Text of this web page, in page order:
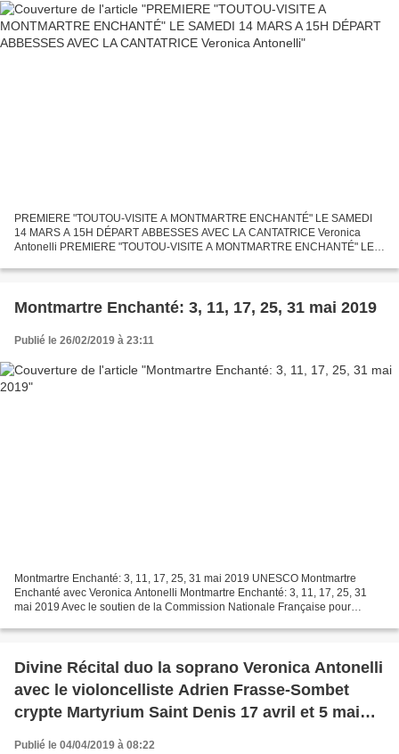
PREMIERE "TOUTOU-VISITE A MONTMARTRE ENCHANTÉ" LE SAMEDI
14 MARS A 15H DÉPART ABBESSES AVEC LA CANTATRICE Veronica
Antonelli PREMIERE "TOUTOU-VISITE A MONTMARTRE ENCHANTÉ" LE
Veronica Antonelli PREMIERE...
Montmartre Enchanté: 3, 11, 17, 25, 31 mai 2019
Publié le 26/02/2019 à 23:11
Montmartre Enchanté: 3, 11, 17, 25, 31 mai 2019 UNESCO Montmartre
Enchanté avec Veronica Antonelli Montmartre Enchanté: 3, 11, 17, 25, 31
mai 2019 Avec le soutien de la Commission Nationale Française pour
Divine Récital duo la soprano Veronica Antonelli
avec le violoncelliste Adrien Frasse-Sombet
crypte Martyrium Saint Denis 17 avril et 5 mai
2019 17H
Publié le 04/04/2019 à 08:22